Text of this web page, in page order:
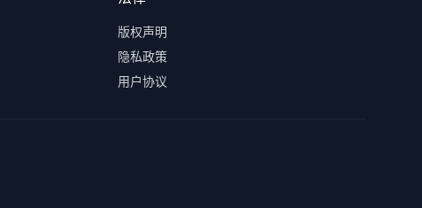
版权声明
隐私政策
用户协议